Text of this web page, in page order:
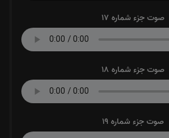
صوت جزء شماره 17
صوت جزء شماره 18
صوت جزء شماره 19